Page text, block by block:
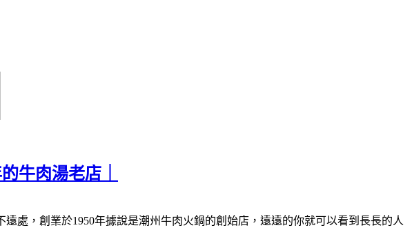
牛肉湯老店｜
遠處，創業於1950年據說是潮州牛肉火鍋的創始店，遠遠的你就可以看到長長的人